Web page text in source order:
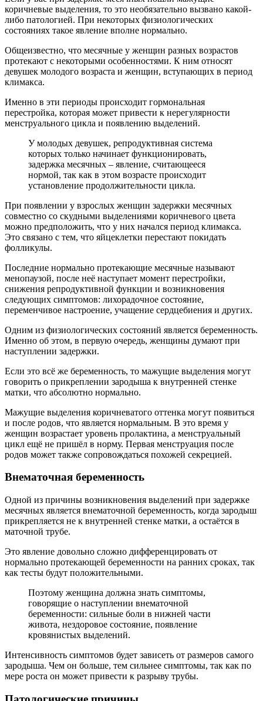
коричневые выделения, то это необязательно вызвано какой-
либо патологией. При некоторых физиологических
состояниях такое явление вполне нормально.
Общеизвестно, что месячные у женщин разных возрастов
протекают с некоторыми особенностями. К ним относят
девушек молодого возраста и женщин, вступающих в период
климакса.
Именно в эти периоды происходит гормональная
перестройка, которая может привести к нерегулярности
менструального цикла и появлению выделений.
У молодых девушек, репродуктивная система
которых только начинает функционировать,
задержка месячных – явление, считающееся
нормой, так как в этом возрасте происходит
установление продолжительности цикла.
При появлении у взрослых женщин задержки месячных
совместно со скудными выделениями коричневого цвета
можно предположить, что у них начался период климакса.
Это связано с тем, что яйцеклетки перестают покидать
фолликулы.
Последние нормально протекающие месячные называют
менопаузой, после неё наступает момент перестройки,
снижения репродуктивной функции и возникновения
следующих симптомов: лихорадочное состояние,
переменчивое настроение, учащение сердцебиения и других.
Одним из физиологических состояний является беременность.
Именно об этом, в первую очередь, женщины думают при
наступлении задержки.
Если это всё же беременность, то мажущие выделения могут
говорить о прикреплении зародыша к внутренней стенке
матки, что абсолютно нормально.
Мажущие выделения коричневатого оттенка могут появиться
и после родов, что является нормальным. В это время у
женщин возрастает уровень пролактина, а менструальный
цикл ещё не пришёл в норму. Первая менструация после
родов может также сопровождаться похожей секрецией.
Внематочная беременность
Одной из причины возникновения выделений при задержке
месячных является внематочной беременность, когда зародыш
прикрепляется не к внутренней стенке матки, а остаётся в
маточной трубе.
Это явление довольно сложно дифференцировать от
нормально протекающей беременности на ранних сроках, так
как тесты будут положительными.
Поэтому женщина должна знать симптомы,
говорящие о наступлении внематочной
беременности: сильные боли в нижней части
живота, нездоровое состояние, появление
кровянистых выделений.
Интенсивность симптомов будет зависеть от размеров самого
зародыша. Чем он больше, тем сильнее симптомы, так как по
мере роста он может привести к разрыву трубы.